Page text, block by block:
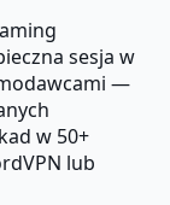
sesja w
—
w 50+
lub